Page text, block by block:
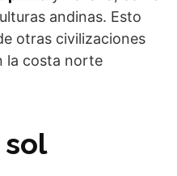
andinas. Esto
otras civilizaciones
la costa norte
sol